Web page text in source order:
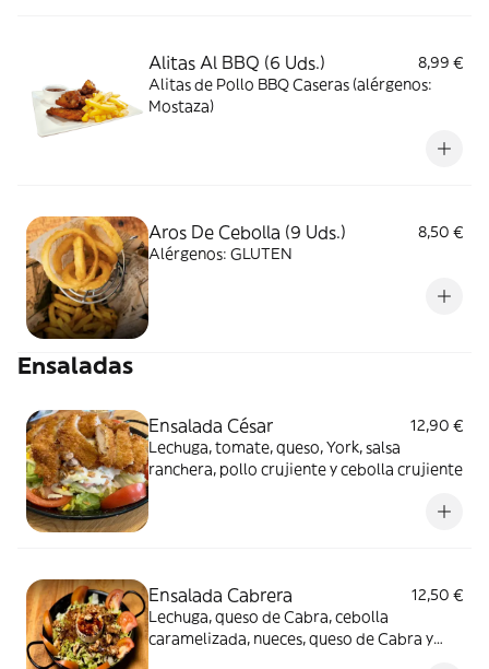
Alitas Al BBQ (6 Uds.)
8,99 €
Alitas de Pollo BBQ Caseras (alérgenos:
Mostaza)
Aros De Cebolla (9 Uds.)
8,50 €
Alérgenos: GLUTEN
Ensaladas
Ensalada César
12,90 €
Lechuga, tomate, queso, York, salsa
ranchera, pollo crujiente y cebolla crujiente
Ensalada Cabrera
12,50 €
Lechuga, queso de Cabra, cebolla
caramelizada, nueces, queso de Cabra y